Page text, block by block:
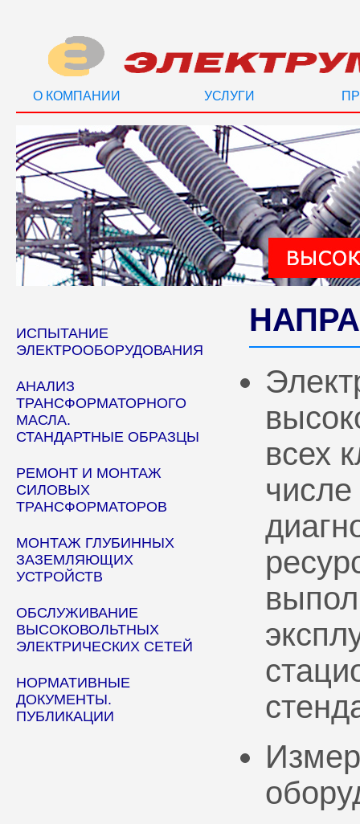
О КОМПАНИИ УСЛУГИ
ИСПЫТАНИЕ
ЭЛЕКТРООБОРУДОВАНИЯ
АНАЛИЗ
ТРАНСФОРМАТОРНОГО
МАСЛА.
СТАНДАРТНЫЕ ОБРАЗЦЫ
РЕМОНТ И МОНТАЖ
СИЛОВЫХ
ТРАНСФОРМАТОРОВ
МОНТАЖ ГЛУБИННЫХ
ЗАЗЕМЛЯЮЩИХ
УСТРОЙСТВ
ОБСЛУЖИВАНИЕ
ВЫСОКОВОЛЬТНЫХ
ЭЛЕКТРИЧЕСКИХ СЕТЕЙ
НОРМАТИВНЫЕ
ДОКУМЕНТЫ.
ПУБЛИКАЦИИ
всех